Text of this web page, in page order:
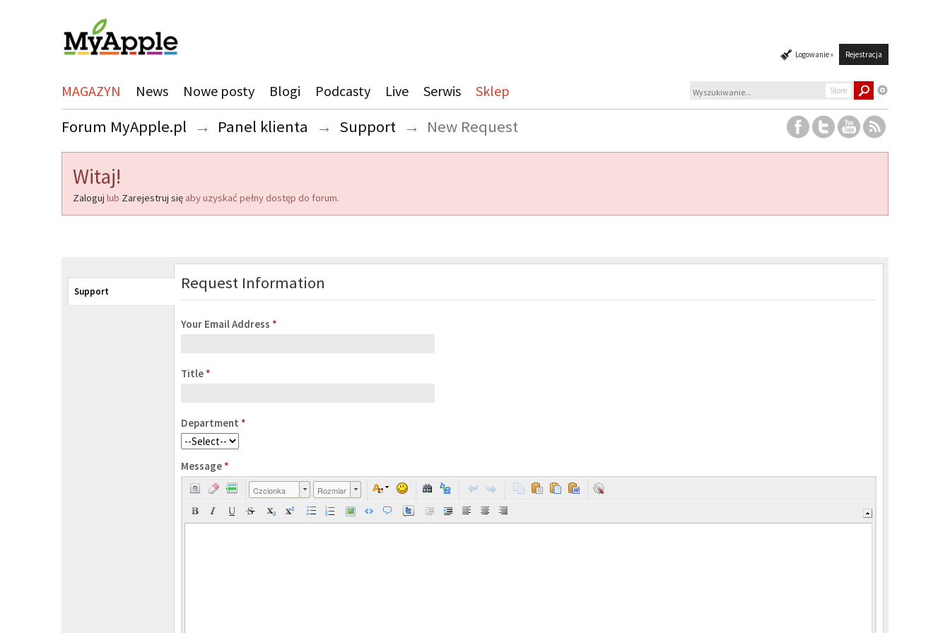
Logowanie » Rejestracja
MAGAZYN News Nowe posty Blogi Podcasty Live Serwis Sklep Store
Forum MyApple.pl → Panel klienta → Support → New Request
Witaj!
Zaloguj lub Zarejestruj się aby uzyskać pełny dostęp do forum.
Support Request Information
Your Email Address *
Title *
Department *
Message *
Czcionka Rozmiar